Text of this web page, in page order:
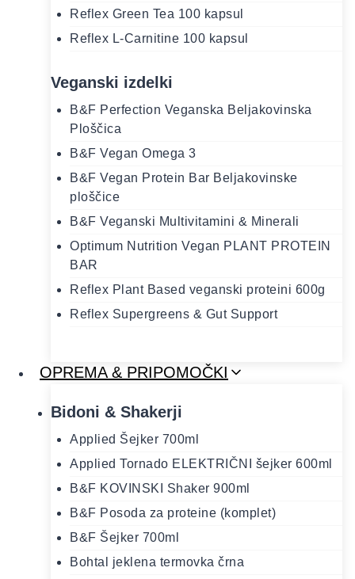
Reflex Green Tea 100 kapsul
Reflex L-Carnitine 100 kapsul
Veganski izdelki
B&F Perfection Veganska Beljakovinska
Ploščica
B&F Vegan Omega 3
B&F Vegan Protein Bar Beljakovinske
ploščice
B&F Veganski Multivitamini & Minerali
Optimum Nutrition Vegan PLANT PROTEIN
BAR
Reflex Plant Based veganski proteini 600g
Reflex Supergreens & Gut Support
OPREMA & PRIPOMOČKI
Bidoni & Shakerji
Applied Šejker 700ml
Applied Tornado ELEKTRIČNI šejker 600ml
B&F KOVINSKI Shaker 900ml
B&F Posoda za proteine (komplet)
B&F Šejker 700ml
Bohtal jeklena termovka črna